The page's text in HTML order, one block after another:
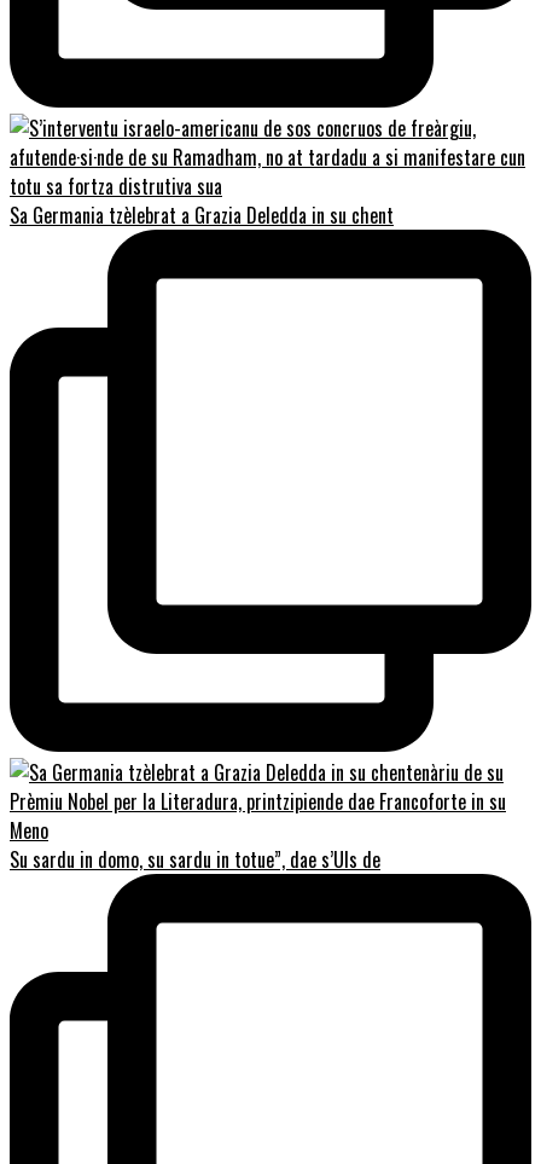
Sa Germania tzèlebrat a Grazia Deledda in su chent
Su sardu in domo, su sardu in totue”, dae s’Uls de